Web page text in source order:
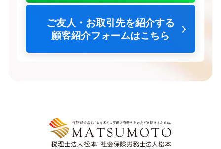
ご友人・お取引先を紹介する
顧客紹介フォームはこちら